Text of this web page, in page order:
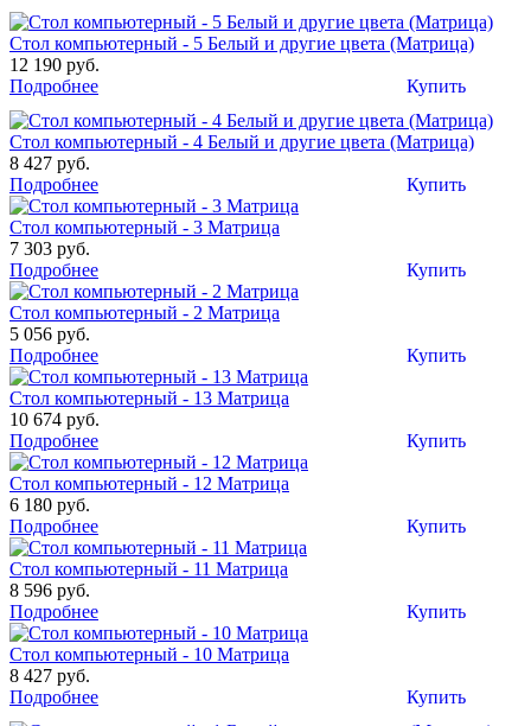
Стол компьютерный - 5 Белый и другие цвета (Матрица)
12 190 руб.
Купить
Подробнее
Стол компьютерный - 4 Белый и другие цвета (Матрица)
8 427 руб.
Купить
Подробнее
Стол компьютерный - 3 Матрица
7 303 руб.
Купить
Подробнее
Стол компьютерный - 2 Матрица
5 056 руб.
Купить
Подробнее
Стол компьютерный - 13 Матрица
10 674 руб.
Купить
Подробнее
Стол компьютерный - 12 Матрица
6 180 руб.
Купить
Подробнее
Стол компьютерный - 11 Матрица
8 596 руб.
Купить
Подробнее
Стол компьютерный - 10 Матрица
8 427 руб.
Купить
Подробнее